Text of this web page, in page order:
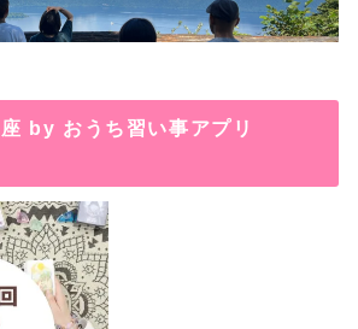
by おうち習い事アプリ